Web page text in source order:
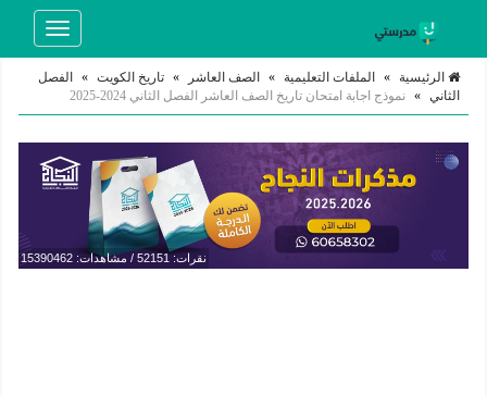
Toggle
الرئيسية » الملفات التعليمية » الصف العاشر » تاريخ الكويت »
الفصل
الثاني » نموذج اجابة امتحان تاريخ الصف العاشر الفصل الثاني 2024-2025
نقرات: 52151 / مشاهدات: 15390462